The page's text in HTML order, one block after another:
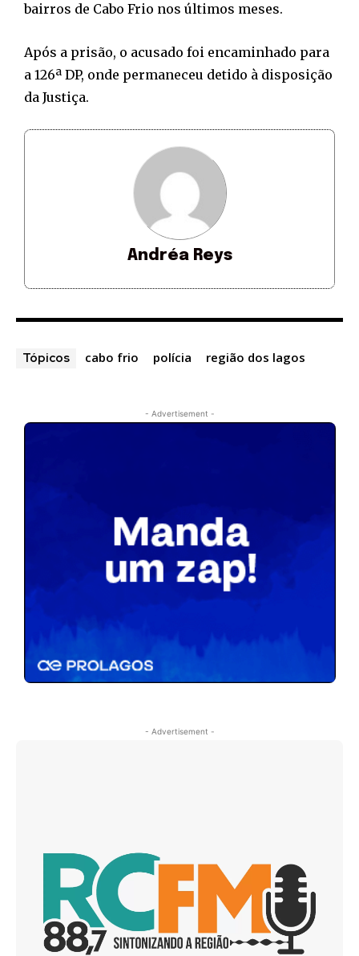
bairros de Cabo Frio nos últimos meses.
Após a prisão, o acusado foi encaminhado para
a 126ª DP, onde permaneceu detido à disposição
da Justiça.
Andréa Reys
Tópicos cabo frio polícia região dos lagos
- Advertisement -
- Advertisement -